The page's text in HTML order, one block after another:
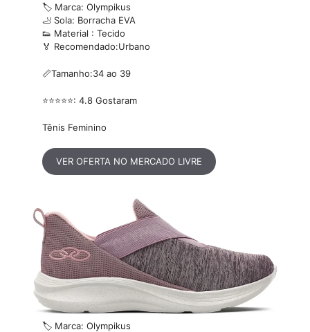
🏷️ Marca: Olympikus
🦶 Sola: Borracha EVA
👟 Material : Tecido
🏅 Recomendado:Urbano
📏Tamanho:34 ao 39
⭐⭐⭐⭐⭐: 4.8 Gostaram
Tênis Feminino
VER OFERTA NO MERCADO LIVRE
🏷️ Marca: Olympikus